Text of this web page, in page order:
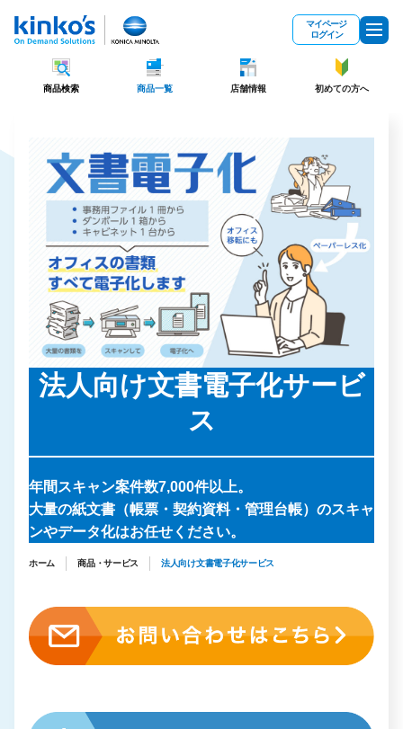
マイページ
ログイン
商品検索 商品一覧 店舗情報 初めての方へ
法人向け文書電子化サービ
ス
年間スキャン案件数7,000件以上。
大量の紙文書（帳票・契約資料・管理台帳）のスキャ
ンやデータ化はお任せください。
ホーム 商品・サービス 法人向け文書電子化サービス